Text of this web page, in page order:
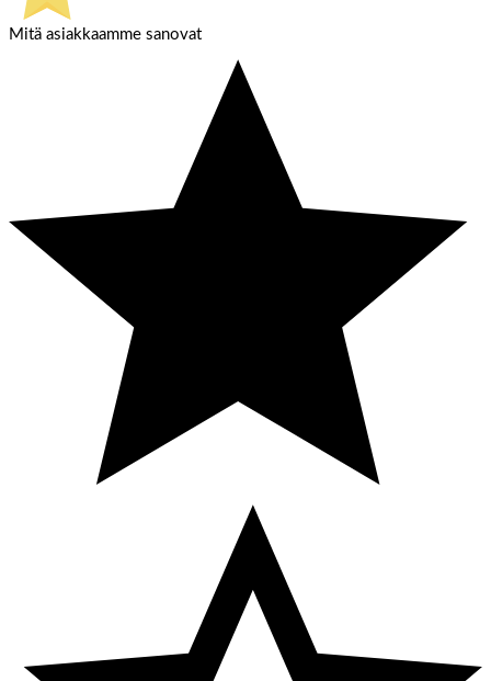
Mitä asiakkaamme sanovat